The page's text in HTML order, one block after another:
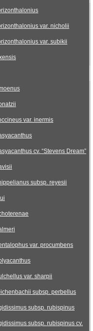
var. nicholii
var. subikii
var. inermis
cv. “Stevens Dream”
subsp. reyesii
var. procumbens
var. sharpii
subsp. perbellus
subsp. rubispinus
subsp. rubispinus cv.